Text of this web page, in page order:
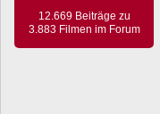
12.669 Beiträge zu
3.883 Filmen im Forum